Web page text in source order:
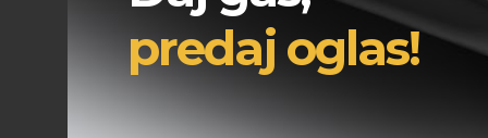
predaj oglas!